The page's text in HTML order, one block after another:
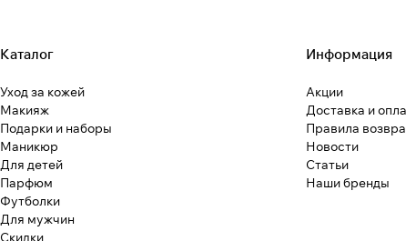
Каталог
Уход за кожей
Макияж
Подарки и наборы
Маникюр
Для детей
Парфюм
Футболки
Для мужчин
Скидки
Информация
Акции
Доставка и
Правила
Новости
Статьи
Наши бренды